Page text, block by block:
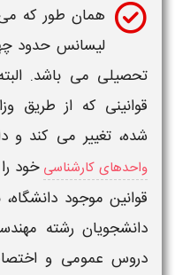
همان طور که
لیسانس حدود
تحصیلی می باشد.
قوانینی که از طریق
شده، تغییر می کند و
واحدهای کارشناسیخود
قوانین موجود دانشگاه،
دانشجویان رشته
دروس عمومی و